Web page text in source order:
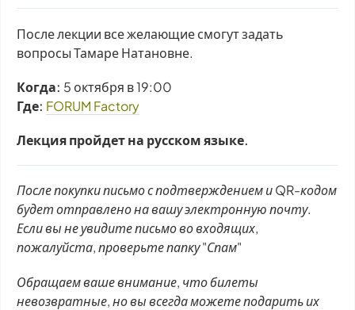
После лекции все желающие смогут задать
вопросы Тамаре Натановне.
Когда: 5 октября в 19:00
Где: FORUM Factory
Лекция пройдет на русском языке.
После покупки письмо с подтверждением и QR-кодом
будет отправлено на вашу электронную почту.
Если вы не увидите письмо во входящих,
пожалуйста, проверьте папку "Спам"
Обращаем ваше внимание, что билеты
невозвратные, но вы всегда можете подарить их